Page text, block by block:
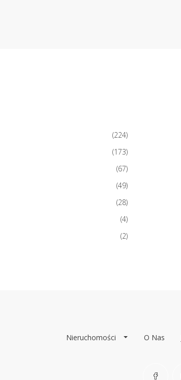
(224)
(173)
(67)
(49)
(28)
(4)
(2)
Nieruchomości O Nas